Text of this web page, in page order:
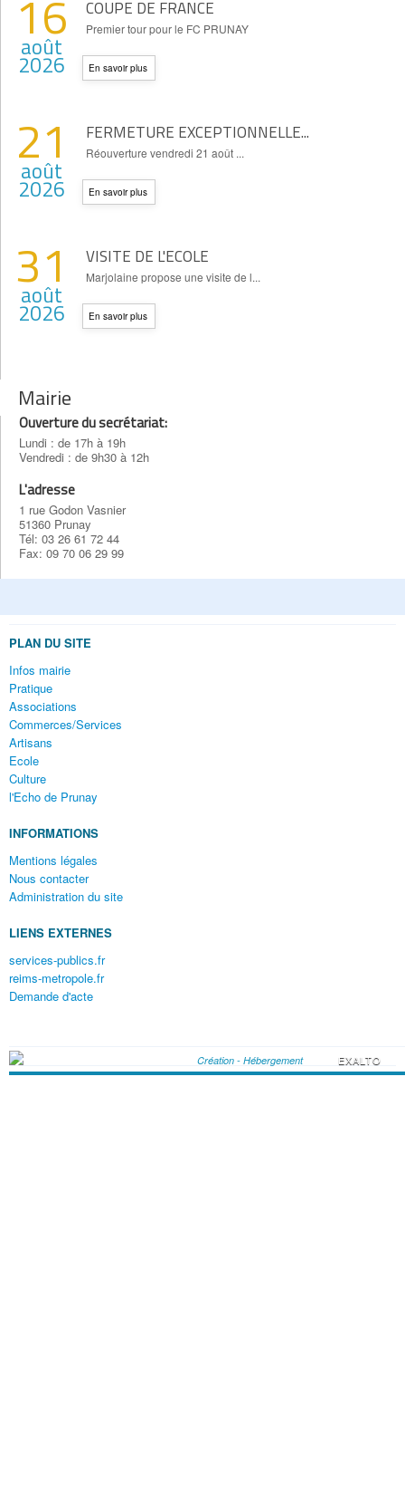
COUPE DE FRANCE
Premier tour pour le FC PRUNAY
16
août
2026 En savoir plus
FERMETURE EXCEPTIONNELLE...
Réouverture vendredi 21 août ...
21
août
2026 En savoir plus
VISITE DE L'ECOLE
Marjolaine propose une visite de l...
31
août
2026 En savoir plus
Mairie
Ouverture du secrétariat:
Lundi : de 17h à 19h
Vendredi : de 9h30 à 12h
L'adresse
1 rue Godon Vasnier
51360 Prunay
Tél: 03 26 61 72 44
Fax: 09 70 06 29 99
PLAN DU SITE
Infos mairie
Pratique
Associations
Commerces/Services
Artisans
Ecole
Culture
l'Echo de Prunay
INFORMATIONS
Mentions légales
Nous contacter
Administration du site
LIENS EXTERNES
services-publics.fr
reims-metropole.fr
Demande d'acte
Création - Hébergement EXALTO